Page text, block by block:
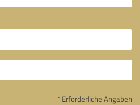
* Erforderliche Angaben